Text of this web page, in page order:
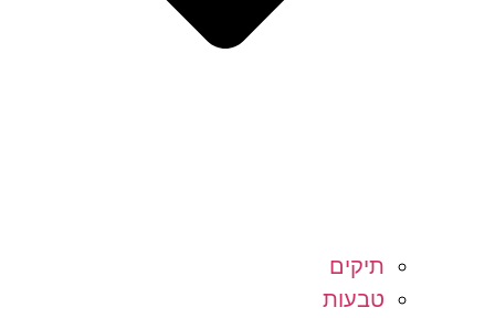
תיקים
טבעות